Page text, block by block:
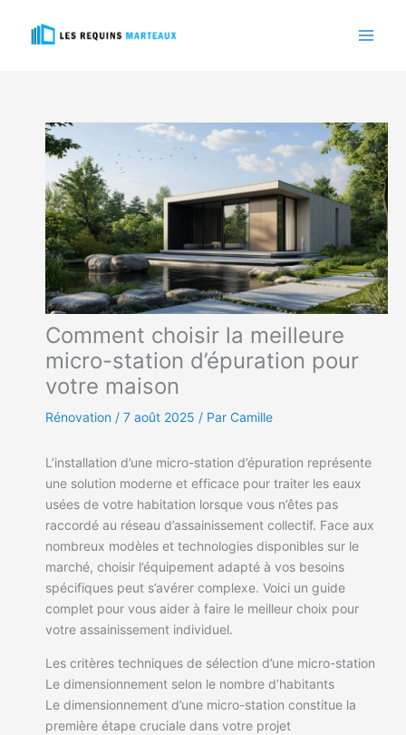
Comment choisir la meilleure
micro-station d’épuration pour
votre maison
Rénovation / 7 août 2025 / Par Camille
L’installation d’une micro-station d’épuration représente
une solution moderne et efficace pour traiter les eaux
usées de votre habitation lorsque vous n’êtes pas
raccordé au réseau d’assainissement collectif. Face aux
nombreux modèles et technologies disponibles sur le
marché, choisir l’équipement adapté à vos besoins
spécifiques peut s’avérer complexe. Voici un guide
complet pour vous aider à faire le meilleur choix pour
votre assainissement individuel.
Les critères techniques de sélection d’une micro-station
Le dimensionnement selon le nombre d’habitants
Le dimensionnement d’une micro-station constitue la
première étape cruciale dans votre projet